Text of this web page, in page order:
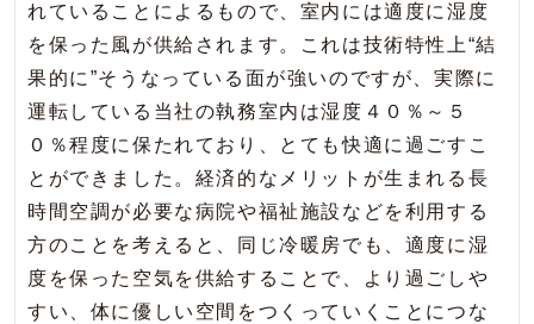
れていることによるもので、室内には適度に湿度
を保った風が供給されます。これは技術特性上“結
果的に”そうなっている面が強いのですが、実際に
運転している当社の執務室内は湿度４０％～５
０％程度に保たれており、とても快適に過ごすこ
とができました。経済的なメリットが生まれる長
時間空調が必要な病院や福祉施設などを利用する
方のことを考えると、同じ冷暖房でも、適度に湿
度を保った空気を供給することで、より過ごしや
すい、体に優しい空間をつくっていくことにつな